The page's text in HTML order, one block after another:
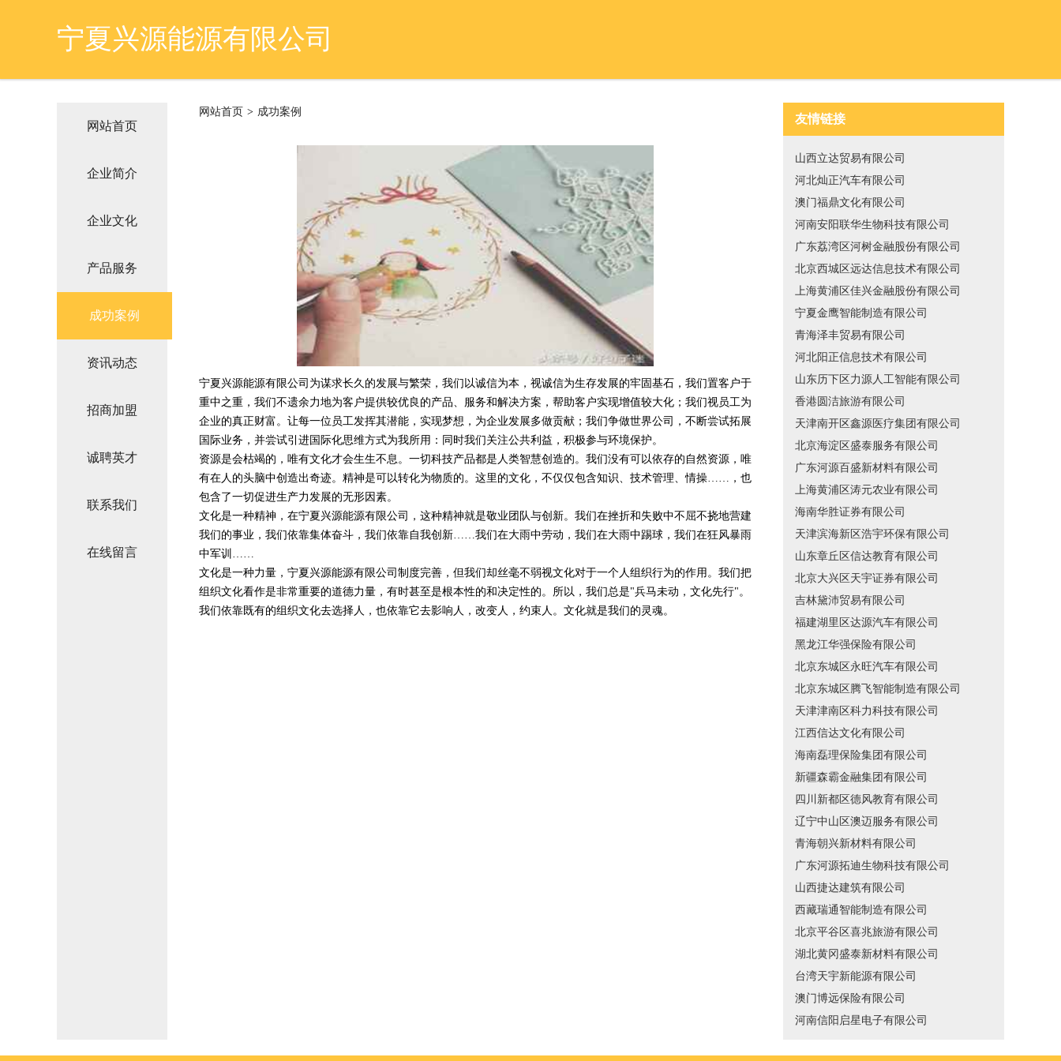
宁夏兴源能源有限公司
网站首页
企业简介
企业文化
产品服务
成功案例
资讯动态
招商加盟
诚聘英才
联系我们
在线留言
网站首页 > 成功案例
宁夏兴源能源有限公司为谋求长久的发展与繁荣，我们以诚信为本，视诚信为生存发展的牢固基石，我们置客户于
重中之重，我们不遗余力地为客户提供较优良的产品、服务和解决方案，帮助客户实现增值较大化；我们视员工为
企业的真正财富。让每一位员工发挥其潜能，实现梦想，为企业发展多做贡献；我们争做世界公司，不断尝试拓展
国际业务，并尝试引进国际化思维方式为我所用：同时我们关注公共利益，积极参与环境保护。
资源是会枯竭的，唯有文化才会生生不息。一切科技产品都是人类智慧创造的。我们没有可以依存的自然资源，唯
有在人的头脑中创造出奇迹。精神是可以转化为物质的。这里的文化，不仅仅包含知识、技术管理、情操……，也
包含了一切促进生产力发展的无形因素。
文化是一种精神，在宁夏兴源能源有限公司，这种精神就是敬业团队与创新。我们在挫折和失败中不屈不挠地营建
我们的事业，我们依靠集体奋斗，我们依靠自我创新……我们在大雨中劳动，我们在大雨中踢球，我们在狂风暴雨
中军训……
文化是一种力量，宁夏兴源能源有限公司制度完善，但我们却丝毫不弱视文化对于一个人组织行为的作用。我们把
组织文化看作是非常重要的道德力量，有时甚至是根本性的和决定性的。所以，我们总是"兵马未动，文化先行"。
我们依靠既有的组织文化去选择人，也依靠它去影响人，改变人，约束人。文化就是我们的灵魂。
友情链接
山西立达贸易有限公司
河北灿正汽车有限公司
澳门福鼎文化有限公司
河南安阳联华生物科技有限公司
广东荔湾区河树金融股份有限公司
北京西城区远达信息技术有限公司
上海黄浦区佳兴金融股份有限公司
宁夏金鹰智能制造有限公司
青海泽丰贸易有限公司
河北阳正信息技术有限公司
山东历下区力源人工智能有限公司
香港圆洁旅游有限公司
天津南开区鑫源医疗集团有限公司
北京海淀区盛泰服务有限公司
广东河源百盛新材料有限公司
上海黄浦区涛元农业有限公司
海南华胜证券有限公司
天津滨海新区浩宇环保有限公司
山东章丘区信达教育有限公司
北京大兴区天宇证券有限公司
吉林黛沛贸易有限公司
福建湖里区达源汽车有限公司
黑龙江华强保险有限公司
北京东城区永旺汽车有限公司
北京东城区腾飞智能制造有限公司
天津津南区科力科技有限公司
江西信达文化有限公司
海南磊理保险集团有限公司
新疆森霸金融集团有限公司
四川新都区德风教育有限公司
辽宁中山区澳迈服务有限公司
青海朝兴新材料有限公司
广东河源拓迪生物科技有限公司
山西捷达建筑有限公司
西藏瑞通智能制造有限公司
北京平谷区喜兆旅游有限公司
湖北黄冈盛泰新材料有限公司
台湾天宇新能源有限公司
澳门博远保险有限公司
河南信阳启星电子有限公司